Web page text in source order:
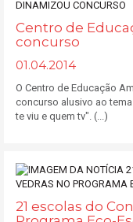
Centro de
concurso
01.04.2014
O Centro de Educação
concurso alusivo ao
te viu e quem tv". (...)
21 escolas do